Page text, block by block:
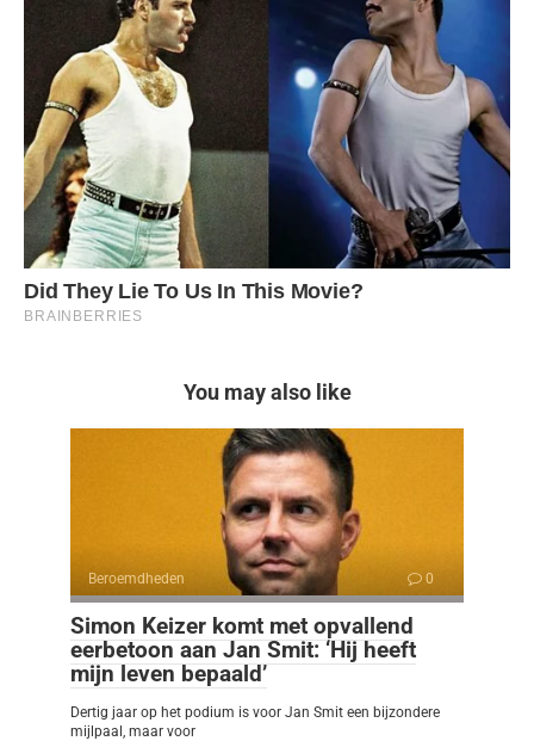
You may also like
Beroemdheden 0
Simon Keizer komt met opvallend
eerbetoon aan Jan Smit: ‘Hij heeft
mijn leven bepaald’
Dertig jaar op het podium is voor Jan Smit een bijzondere
mijlpaal, maar voor